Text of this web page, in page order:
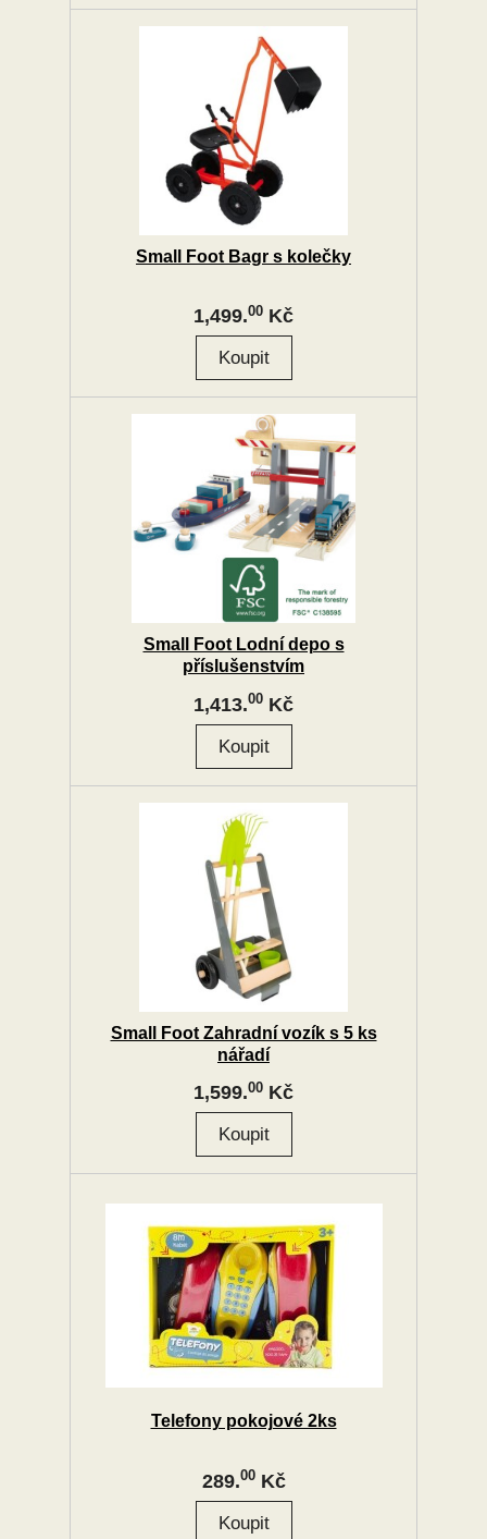
Small Foot Bagr s kolečky
1,499.00 Kč
Small Foot Lodní depo s
příslušenstvím
1,413.00 Kč
Small Foot Zahradní vozík s 5 ks
nářadí
1,599.00 Kč
Telefony pokojové 2ks
289.00Kč